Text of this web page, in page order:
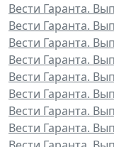
Вести Гаранта.
Вести Гаранта.
Вести Гаранта.
Вести Гаранта.
Вести Гаранта.
Вести Гаранта.
Вести Гаранта.
Вести Гаранта.